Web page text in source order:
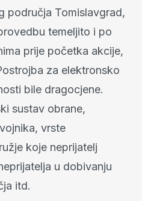
područja Tomislavgrad,
temeljito i po
prije početka akcije,
za elektronsko
bile dragocjene.
sustav obrane,
vrste
koje neprijatelj
u dobivanju
itd.